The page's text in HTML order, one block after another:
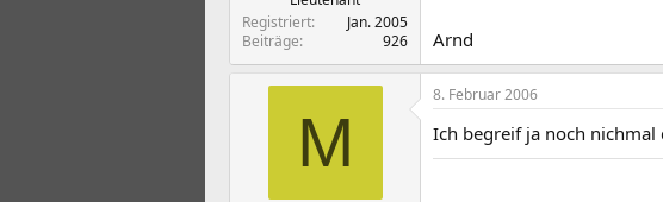
Registriert
Jan. 2005
Beiträge
926 Arnd
M
8. Februar 2006
Ich begreif ja noch